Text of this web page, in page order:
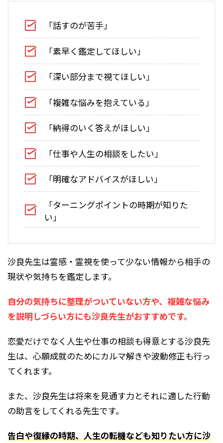
「話すのが苦手」
「素早く鑑定してほしい」
「深い部分まで視てほしい」
「複雑な悩みを抱えている」
「納得のいく答えがほしい」
「仕事や人生の相談をしたい」
「明確なアドバイスがほしい」
「ターニングポイントの時期が知りた
い」
沙良先生は霊感・霊視を使って少ない情報から相手の
現状や気持ちを鑑定します。
自分の気持ちに整理がついていない方や、複雑な悩み
を説明しづらい方にも沙良先生がおすすめです。
恋愛だけでなく人生や仕事の相談も得意とする沙良先
生は、心願成就のためにカルマ解きや波動修正も行っ
てくれます。
また、沙良先生は将来を見通す力とそれに適した行動
の助言をしてくれる先生です。
告白や復縁の時期、人生の転機なども知りたい方に沙